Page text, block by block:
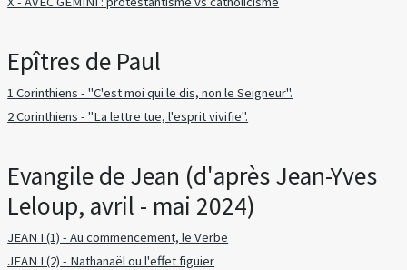
Epîtres de Paul
1 Corinthiens - "C'est moi qui le dis, non le Seigneur".
2 Corinthiens - "La lettre tue, l'esprit vivifie".
Evangile de Jean (d'après Jean-Yves
Leloup, avril - mai 2024)
JEAN I (1) - Au commencement, le Verbe
JEAN I (2) - Nathanaël ou l'effet figuier